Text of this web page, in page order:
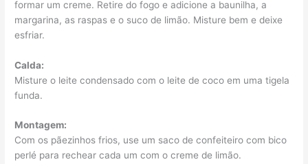
formar um creme. Retire do fogo e adicione a baunilha, a
margarina, as raspas e o suco de limão. Misture bem e deixe
esfriar.
Calda:
Misture o leite condensado com o leite de coco em uma tigela
funda.
Montagem:
Com os pãezinhos frios, use um saco de confeiteiro com bico
perlé para rechear cada um com o creme de limão.